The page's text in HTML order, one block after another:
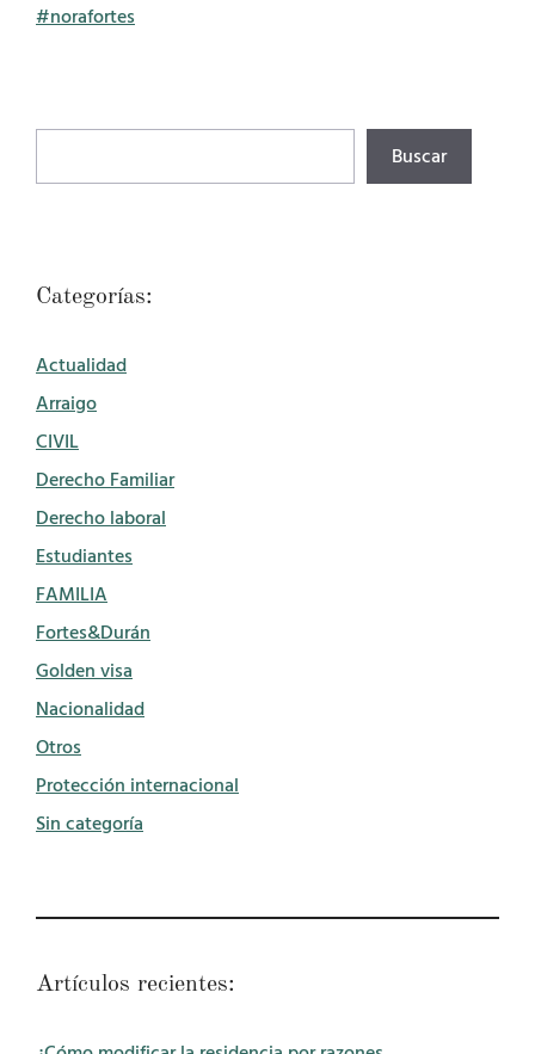
#norafortes
Buscar
Categorías:
Actualidad
Arraigo
CIVIL
Derecho Familiar
Derecho laboral
Estudiantes
FAMILIA
Fortes&Durán
Golden visa
Nacionalidad
Otros
Protección internacional
Sin categoría
Artículos recientes: